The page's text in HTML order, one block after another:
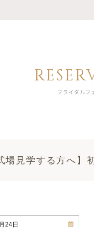
ブライダルフ
場見学する方へ